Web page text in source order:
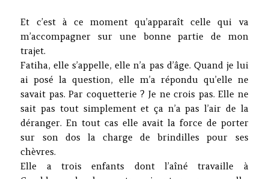
Et c’est à ce moment qu’apparaît celle qui va
m’accompagner sur une bonne partie de mon
trajet.
Fatiha, elle s’appelle, elle n’a pas d’âge. Quand je lui
ai posé la question, elle m’a répondu qu’elle ne
savait pas. Par coquetterie ? Je ne crois pas. Elle ne
sait pas tout simplement et ça n’a pas l’air de la
déranger. En tout cas elle avait la force de porter
sur son dos la charge de brindilles pour ses
chèvres.
Elle a trois enfants dont l’aîné travaille à